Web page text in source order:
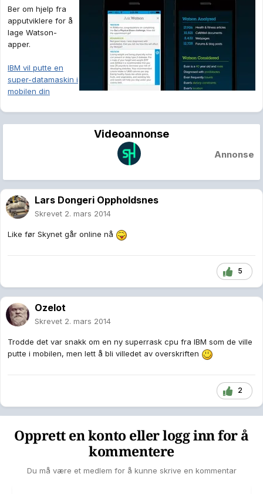
Ber om hjelp fra
apputviklere for å
lage Watson-
apper.
IBM vil putte en
super-datamaskin i
mobilen din
Videoannonse
Annonse
Lars Dongeri Oppholdsnes
Skrevet 2. mars 2014
Like før Skynet går online nå
5
Ozelot
Skrevet 2. mars 2014
Trodde det var snakk om en ny superrask cpu fra IBM som de ville
putte i mobilen, men lett å bli villedet av overskriften
2
Opprett en konto eller logg inn for å
kommentere
Du må være et medlem for å kunne skrive en kommentar